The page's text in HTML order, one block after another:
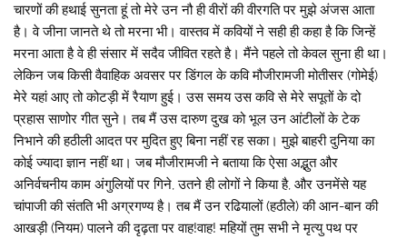
चारणों की हथाई सुनता हूं तो मेरे उन नौ ही वीरों की वीरगति पर मुझे अंजस आता
है। वे जीना जानते थे तो मरना भी। वास्तव में कवियों ने सही ही कहा है कि जिन्हें
मरना आता है वे ही संसार में सदैव जीवित रहते है। मैंने पहले तो केवल सुना ही था।
लेकिन जब किसी वैवाहिक अवसर पर डिंगल के कवि मौजीरामजी मोतीसर (गोमेई)
मेरे यहां आए तो कोटड़ी में रैयाण हुई। उस समय उस कवि से मेरे सपूतों के दो
प्रहास साणोर गीत सुने। तब मैं उस दारुण दुख को भूल उन आंटीलों के टेक
निभाने की हठीली आदत पर मुदित हुए बिना नहीं रह सका। मुझे बाहरी दुनिया का
कोई ज्यादा ज्ञान नहीं था। जब मौजीरामजी ने बताया कि ऐसा अद्भुत और
अनिर्वचनीय काम अंगुलियों पर गिने, उतने ही लोगों ने किया है, और उनमेंसे यह
चांपाजी की संतति भी अग्रगण्य है। तब मैं उन रढियालों (हठीले) की आन-बान की
आखड़ी (नियम) पालने की दृढ़ता पर वाह!वाह! महियों तुम सभी ने मृत्यु पथ पर